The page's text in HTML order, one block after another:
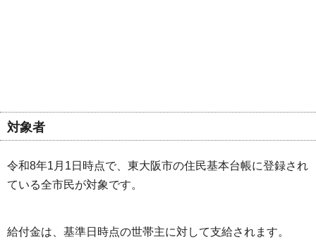
対象者
令和8年1月1日時点で、東大阪市の住民基本台帳に登録され
ている全市民が対象です。
給付金は、基準日時点の世帯主に対して支給されます。